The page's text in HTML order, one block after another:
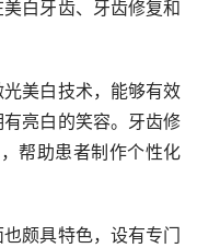
白牙齿、牙齿修复和
美白技术，能够有效
亮白的笑容。牙齿修
帮助患者制作个性化
颇具特色，设有专门